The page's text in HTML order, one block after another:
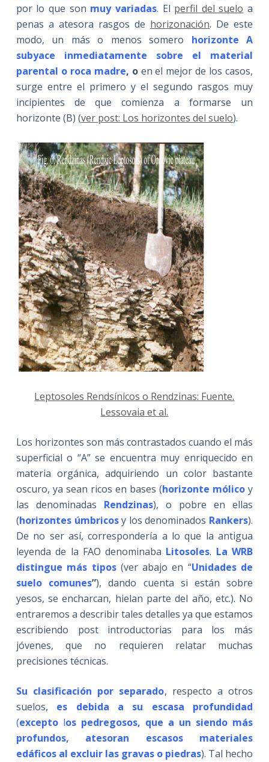
por lo que son muy variadas. El perfil del suelo a
penas a atesora rasgos de horizonación. De este
modo, un más o menos somero horizonte A
subyace inmediatamente sobre el material
parental o roca madre, oen el mejor de los casos,
surge entre el primero y el segundo rasgos muy
incipientes de que comienza a formarse un
horizonte (B) (ver post: Los horizontes del suelo).
Leptosoles Rendsínicos o Rendzinas: Fuente.
Lessovaia et al.
Los horizontes son más contrastados cuando el más
superficial o “A” se encuentra muy enriquecido en
materia orgánica, adquiriendo un color bastante
oscuro, ya sean ricos en bases (horizonte mólico y
las denominadas
Rendzinas), o pobre en ellas
(horizontes úmbricos y los denominados Rankers).
De no ser así, correspondería a lo que la antigua
leyenda de la FAO denominaba Litosoles. La WRB
distingue más tipos(ver abajo en “Unidades de
suelo comunes”), dando cuenta si están sobre
yesos, se encharcan, hielan parte del año, etc.). No
entraremos a describir tales detalles ya que estamos
escribiendo post introductorias para los más
jóvenes, que no requieren relatar muchas
precisiones técnicas.
Su clasificación por separado, respecto a otros
suelos,
es debida a su escasa profundidad
(exceptolos pedregosos, que a un siendo más
profundos, atesoran escasos materiales
edáficos al excluir las gravas o piedras). Tal hecho